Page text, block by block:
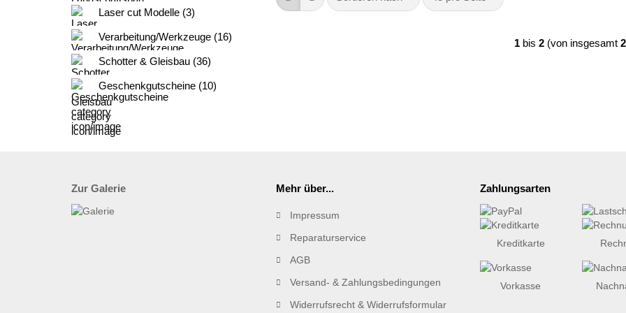
1bis 2(von insgesamt 2
Laser cut Modelle (3)
Verarbeitung/Werkzeuge (16)
Schotter & Gleisbau (36)
Geschenkgutscheine (10)
Zur Galerie Mehr über...
Impressum
Reparaturservice
AGB
Versand- & Zahlungsbedingungen
Widerrufsrecht & Widerrufsformular
Zahlungsarten
Kreditkarte
Vorkasse